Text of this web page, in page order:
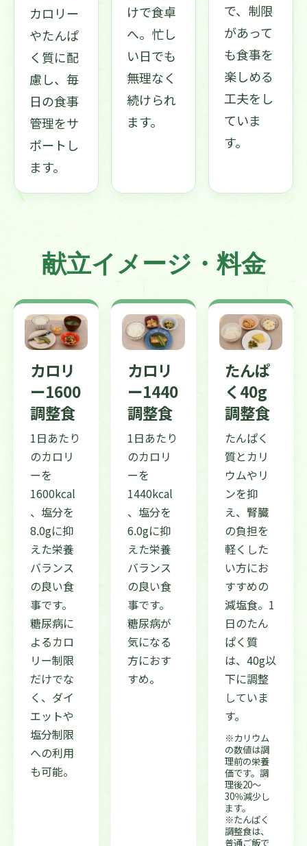
カロリー
やたんぱ
く質に配
慮し、毎
日の食事
管理をサ
ポートし
ます。
けで食卓
へ。忙し
い日でも
無理なく
続けられ
ます。
で、制限
があって
も食事を
楽しめる
工夫をし
ていま
す。
献立イメージ・料金
カロリ
ー1600
調整食
1日あたり
のカロリ
ーを
1600kcal
、塩分を
8.0gに抑
えた栄養
バランス
の良い食
事です。
糖尿病に
よるカロ
リー制限
だけでな
く、ダイ
エットや
塩分制限
への利用
も可能。
カロリ
ー1440
調整食
1日あたり
のカロリ
ーを
1440kcal
、塩分を
6.0gに抑
えた栄養
バランス
の良い食
事です。
糖尿病が
気になる
方におす
すめ。
たんぱ
く40g
調整食
たんぱく
質とカリ
ウムやリ
ンを抑
え、腎臓
の負担を
軽くした
い方にお
すすめの
減塩食。1
日のたん
ぱく質
は、40g以
下に調整
していま
す。
※カリウム
の数値は調
理前の栄養
価です。調
理後20〜
30％減少し
ます。
※たんぱく
調整食は、
普通ご飯で